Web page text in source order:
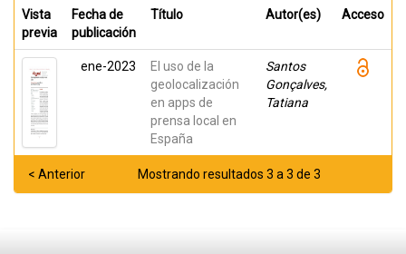
Vista
previa
Fecha de
publicación
Título Autor(es) Acceso
ene-2023
El uso de la
geolocalización
en apps de
prensa local en
España
Santos
Gonçalves,
Tatiana
Mostrando resultados 3 a 3 de 3
< Anterior